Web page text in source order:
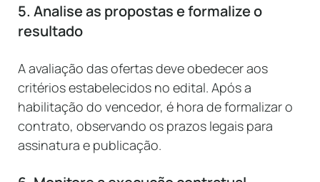
5. Analise as propostas e formalize o
resultado
A avaliação das ofertas deve obedecer aos
critérios estabelecidos no edital. Após a
habilitação do vencedor, é hora de formalizar o
contrato, observando os prazos legais para
assinatura e publicação.